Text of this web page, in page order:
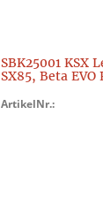
SBK25001 KSX
SX85, Beta EVO
ArtikelNr.: